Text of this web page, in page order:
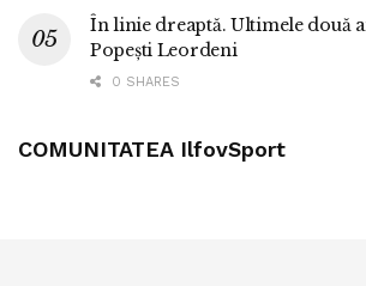
În linie dreaptă. Ultimele două
Popești Leordeni
0 SHARES
COMUNITATEA IlfovSport